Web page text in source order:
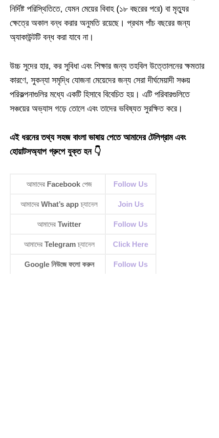
নির্দিষ্ট পরিস্থিতিতে, যেমন মেয়ের বিবাহ (১৮ বছরের পরে) বা মৃত্যুর
ক্ষেত্রে অকাল বন্ধ করার অনুমতি রয়েছে। প্রথম পাঁচ বছরের জন্য
অ্যাকাউন্টটি বন্ধ করা যাবে না।
উচ্চ সুদের হার, কর সুবিধা এবং শিক্ষার জন্য তহবিল উত্তোলনের ক্ষমতার
কারণে, সুকন্যা সমৃদ্ধি যোজনা মেয়েদের জন্য সেরা দীর্ঘমেয়াদী সঞ্চয়
পরিকল্পনাগুলির মধ্যে একটি হিসাবে বিবেচিত হয়। এটি পরিবারগুলিতে
সঞ্চয়ের অভ্যাস গড়ে তোলে এবং তাদের ভবিষ্যত সুরক্ষিত করে।
এই ধরনের তথ্য সহজ বাংলা ভাষায় পেতে আমাদের টেলিগ্রাম এবং
হোয়াটসঅ্যাপ গ্রুপে যুক্ত হন 👇
আমাদের Facebook পেজ Follow Us
আমাদের What’s appচ্যানেল Join Us
আমাদের Twitter Follow Us
আমাদের Telegramচ্যানেল Click Here
Google নিউজে ফলো করুন Follow Us